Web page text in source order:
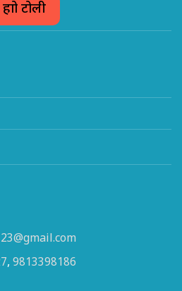
हाम्रो टोली
, 9813398186